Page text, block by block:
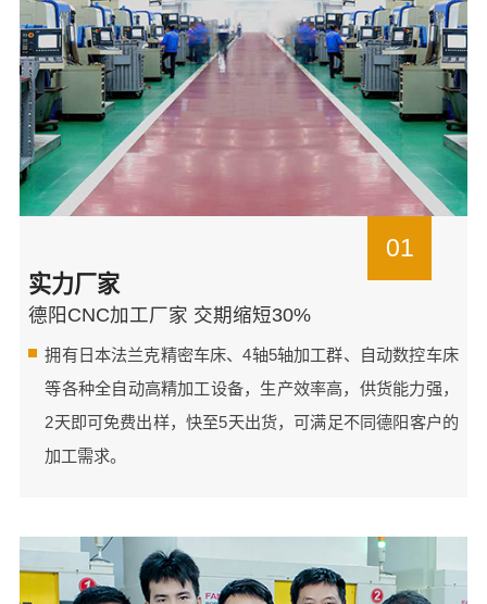
01
实力厂家
德阳CNC加工厂家 交期缩短30%
拥有日本法兰克精密车床、4轴5轴加工群、自动数控车床
等各种全自动高精加工设备，生产效率高，供货能力强，
2天即可免费出样，快至5天出货，可满足不同德阳客户的
加工需求。